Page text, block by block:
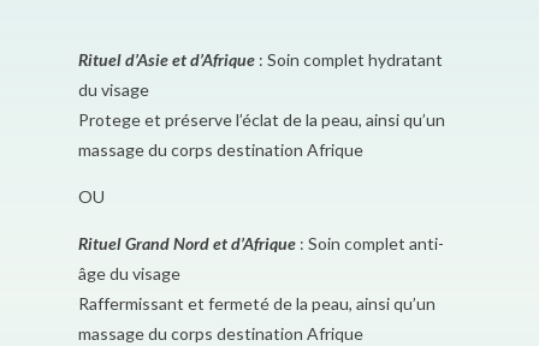
Rituel d’Asie et d’Afrique: Soin complet hydratant
du visage
Protege et préserve l’éclat de la peau, ainsi qu’un
massage du corps destination Afrique
OU
Rituel Grand Nord et d’Afrique: Soin complet anti-
âge du visage
Raffermissant et fermeté de la peau, ainsi qu’un
massage du corps destination Afrique